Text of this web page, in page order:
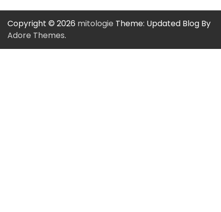
Copyright © 2026 mitologie Theme: Updated Blog By
Adore Themes.